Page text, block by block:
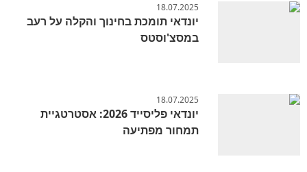
18.07.2025
יונדאי תומכת בחינוך והקלה על רעב
במסצ'וסטס
18.07.2025
יונדאי פליסייד 2026: אסטרטגיית
תמחור מפתיעה